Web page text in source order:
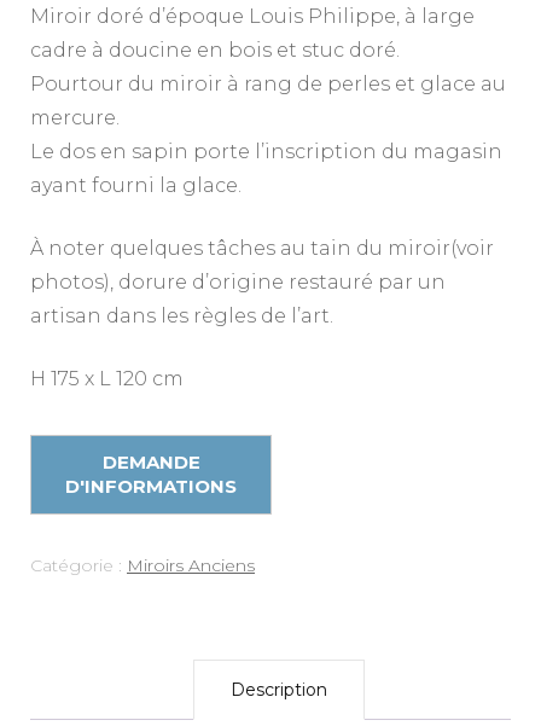
Miroir doré d’époque Louis Philippe, à large
cadre à doucine en bois et stuc doré.
Pourtour du miroir à rang de perles et glace au
mercure.
Le dos en sapin porte l’inscription du magasin
ayant fourni la glace.
À noter quelques tâches au tain du miroir(voir
photos), dorure d’origine restauré par un
artisan dans les règles de l’art.
H 175 x L 120 cm
Catégorie : Miroirs Anciens
Description